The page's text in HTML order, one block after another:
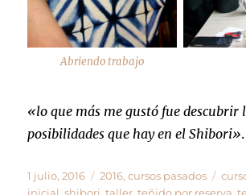
Abriendo trabajo
«lo que más me gustó fue
posibilidades que hay en el Shibori».
Publicado
el
1 julio, 2016 Categorías
2016,cursos pasados